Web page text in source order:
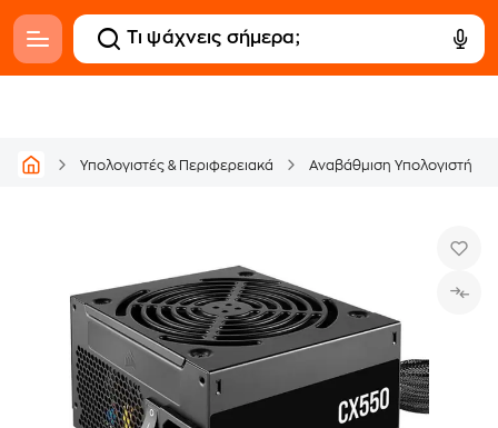
Υπολογιστές & Περιφερειακά Αναβάθμιση Υπολογιστή